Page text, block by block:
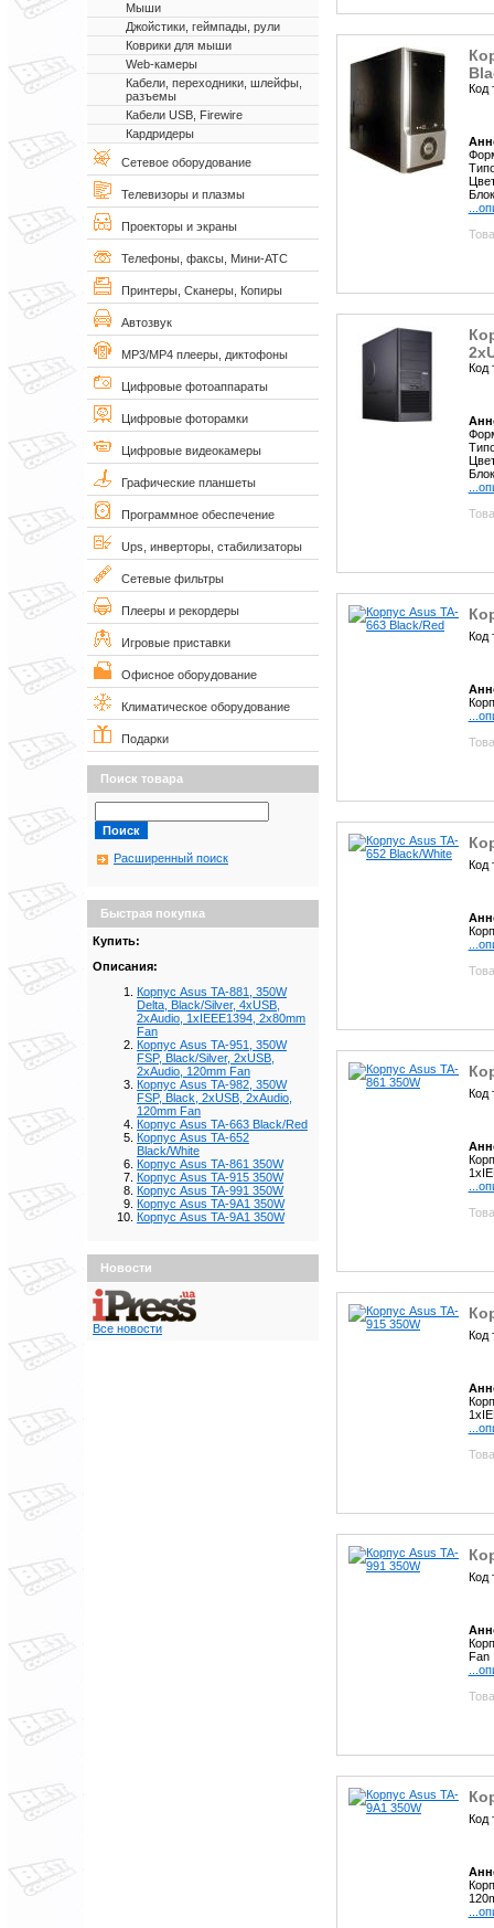
Мыши
Джойстики, геймпады, рули
Коврики для мыши
Web-камеры
Кабели, переходники, шлейфы,
разъемы
Кабели USB, Firewire
Кардридеры
Сетевое оборудование
Телевизоры и плазмы
Проекторы и экраны
Телефоны, факсы, Мини-АТС
Принтеры, Сканеры, Копиры
Автозвук
MP3/MP4 плееры, диктофоны
Цифровые фотоаппараты
Цифровые фоторамки
Цифровые видеокамеры
Графические планшеты
Программное обеспечение
Ups, инверторы, стабилизаторы
Сетевые фильтры
Плееры и рекордеры
Игровые приставки
Офисное оборудование
Климатическое оборудование
Подарки
Поиск товара
Расширенный поиск
Быстрая покупка
Купить:
Описания:
Корпус Asus TA-881, 350W
Delta, Black/Silver, 4xUSB,
2xAudio, 1xIEEE1394, 2х80mm
Fan
Корпус Asus TA-951, 350W
FSP, Black/Silver, 2xUSB,
2xAudio, 120mm Fan
Корпус Asus TA-982, 350W
FSP, Black, 2xUSB, 2xAudio,
120mm Fan
Корпус Asus TA-663 Black/Red
Корпус Asus TA-652
Black/White
Корпус Asus TA-861 350W
Корпус Asus TA-915 350W
Корпус Asus TA-991 350W
Корпус Asus TA-9A1 350W
Корпус Asus TA-9A1 350W
Новости
Все новости
Код
Код
Код
Код
Код
Код
Код
Fan
Код